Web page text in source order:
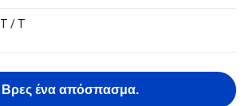
T / T
Βρες ένα απόσπασμα.